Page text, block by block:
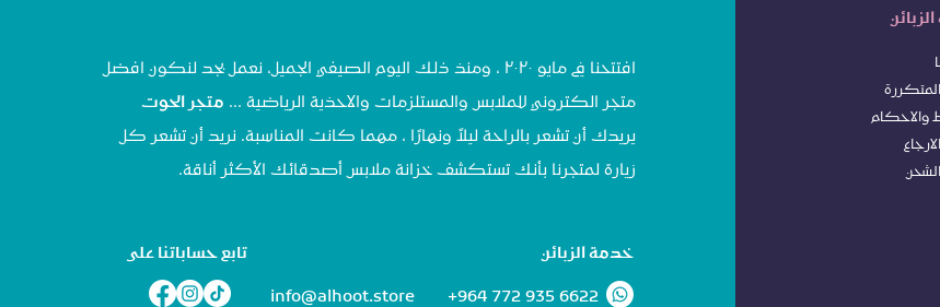
افتتحنا في مايو ٢٠٢٠ ، ومنذ ذلك اليوم الصيفي الجميل، نعمل بجد لنكون افضل
متجر الكتروني للملابس والمستلزمات والاحذية الرياضية ... متجر الحوت
يريدك أن تشعر بالراحة ليلاً ونهارًا ، مهما كانت المناسبة. نريد أن تشعر كل
زيارة لمتجرنا بأنك تستكشف خزانة ملابس أصدقائك الأكثر أناقة.
تابع حساباتنا على خدمة الزبائن
info@alhoot.store +964 772 935 6622
المتكررة
والاحكام
رجاع